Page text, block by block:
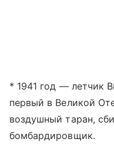
* 1941 год — летчик
первый в Великой
воздушный таран,
бомбардировщик.